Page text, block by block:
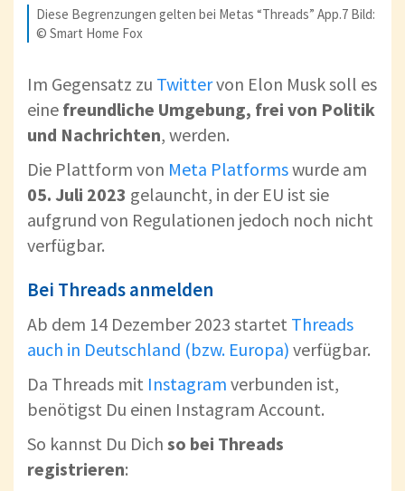
Diese Begrenzungen gelten bei Metas “Threads” App.7 Bild:
© Smart Home Fox
Im Gegensatz zu Twittervon Elon Musk soll es
eine freundliche Umgebung, frei von Politik
und Nachrichten, werden.
Die Plattform von Meta Platformswurde am
05. Juli 2023 gelauncht, in der EU ist sie
aufgrund von Regulationen jedoch noch nicht
verfügbar.
Bei Threads anmelden
Ab dem 14 Dezember 2023 startet Threads
auch in Deutschland (bzw. Europa) verfügbar.
Da Threads mit Instagram verbunden ist,
benötigst Du einen Instagram Account.
So kannst Du Dich so bei Threads
registrieren: